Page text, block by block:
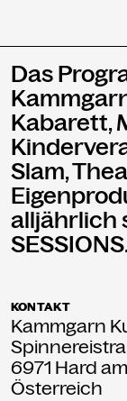
Das
Kabarett,
Slam,
alljährlich
KONTAKT
Kammgarn
6971 Hard
Österreich